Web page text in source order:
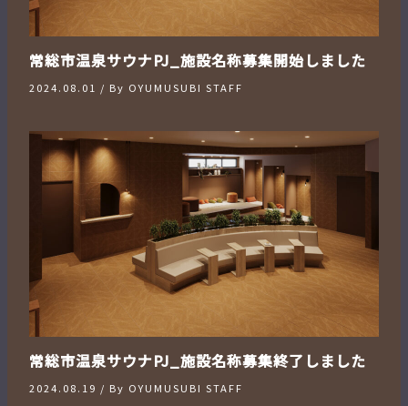
常総市温泉サウナPJ_施設名称募集開始しました
2024.08.01 / By OYUMUSUBI STAFF
常総市温泉サウナPJ_施設名称募集終了しました
2024.08.19 / By OYUMUSUBI STAFF